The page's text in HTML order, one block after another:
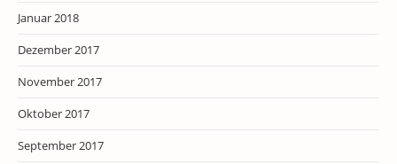
Januar 2018
Dezember 2017
November 2017
Oktober 2017
September 2017